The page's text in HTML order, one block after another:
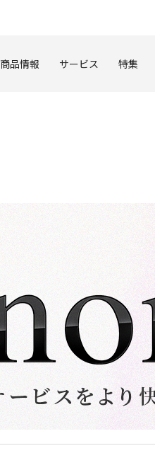
商品情報 サービス 特集